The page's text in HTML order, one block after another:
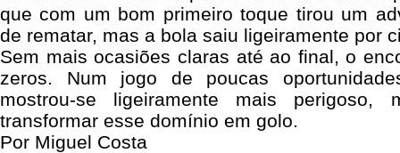
que com um bom primeiro toque tirou um
de rematar, mas a bola saiu ligeiramente por
Sem mais ocasiões claras até ao final, o
zeros. Num jogo de poucas
mostrou-se ligeiramente mais perigoso,
transformar esse domínio em golo.
Por Miguel Costa